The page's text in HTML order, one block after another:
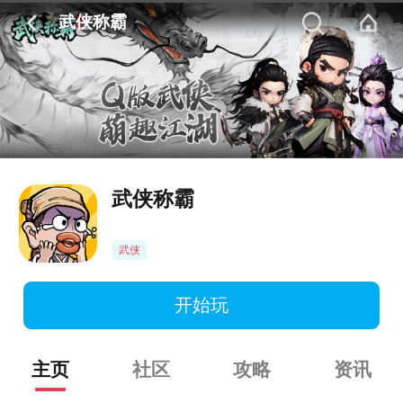
武侠称霸
武侠称霸
武侠
开始玩
主页 社区 攻略 资讯